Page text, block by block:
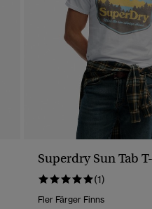
Superdry Sun Tab
(1)
Fler Färger Finns